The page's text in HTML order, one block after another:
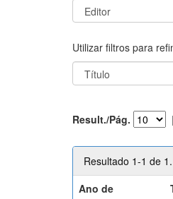
Utilizar filtros para
Result./Pág. |
Resultado 1-1 de 1.
Ano de